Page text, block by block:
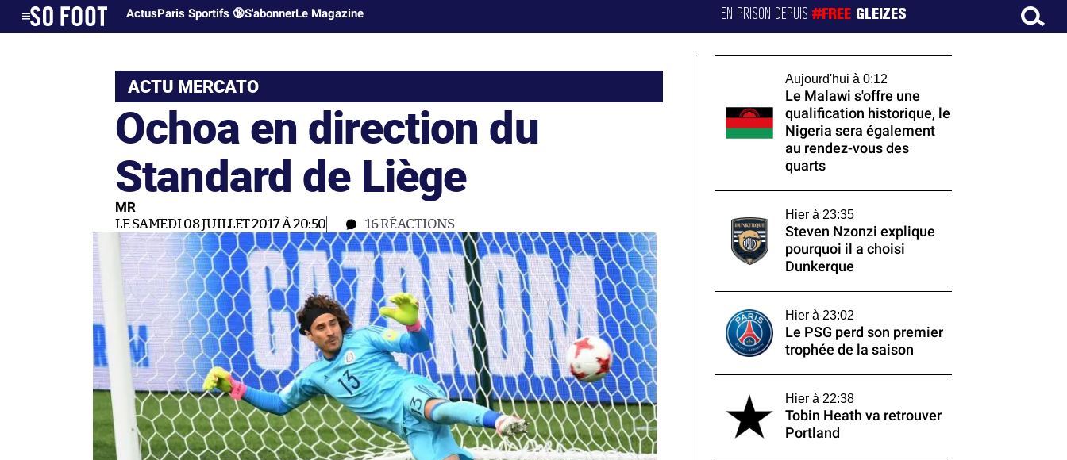
ActusParis Sportifs 🔞S'abonnerLe Magazine EN PRISON DEPUIS#FREE GLEIZES
ACTU MERCATO
Ochoa en direction du
Standard de Liège
MR
LE SAMEDI 08 JUILLET 2017 À 20:50 16RÉACTIONS
Aujourd'hui à 0:12
Le Malawi s'offre une
qualification historique, le
Nigeria sera également
au rendez-vous des
quarts
Hier à 23:35
Steven Nzonzi explique
pourquoi il a choisi
Dunkerque
Hier à 23:02
Le PSG perd son premier
trophée de la saison
Hier à 22:38
Tobin Heath va retrouver
Portland